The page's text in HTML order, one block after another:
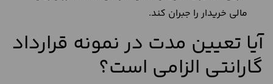
مالی خریدار را جبران کند.
آیا تعیین مدت در نمونه قرارداد
گارانتی الزامی است؟